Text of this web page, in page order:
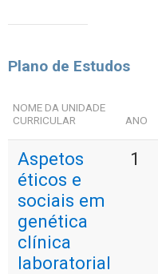
Plano de Estudos
NOME DA UNIDADE
CURRICULAR
ANO
Aspetos
éticos e
sociais em
genética
clínica
laboratorial
1